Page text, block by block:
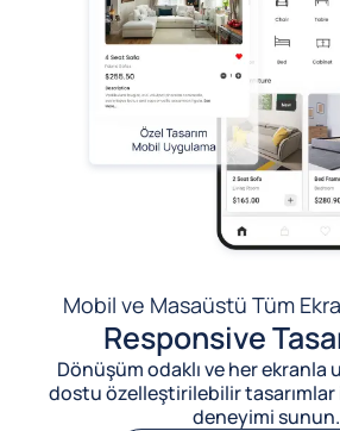
Mobil ve Masaüstü Tüm
Responsive
Dönüşüm odaklı ve her ekranla
dostu özelleştirilebilir tasarımlar
deneyimi sunun.